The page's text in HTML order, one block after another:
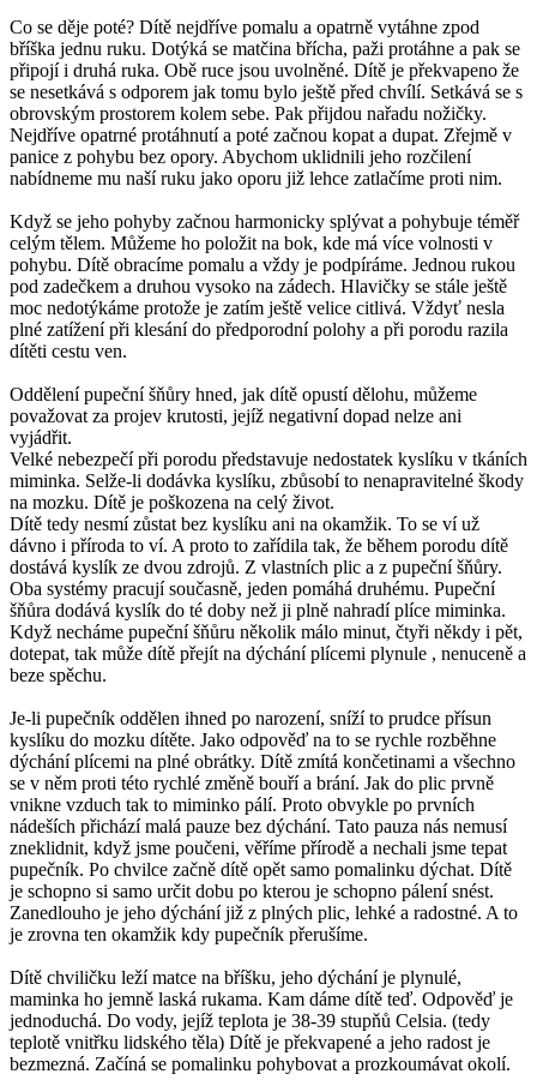
Co se děje poté? Dítě nejdříve pomalu a opatrně vytáhne zpod
bříška jednu ruku. Dotýká se matčina břícha, paži protáhne a pak se
připojí i druhá ruka. Obě ruce jsou uvolněné. Dítě je překvapeno že
se nesetkává s odporem jak tomu bylo ještě před chvílí. Setkává se s
obrovským prostorem kolem sebe. Pak přijdou nařadu nožičky.
Nejdříve opatrné protáhnutí a poté začnou kopat a dupat. Zřejmě v
panice z pohybu bez opory. Abychom uklidnili jeho rozčilení
nabídneme mu naší ruku jako oporu již lehce zatlačíme proti nim.
Když se jeho pohyby začnou harmonicky splývat a pohybuje téměř
celým tělem. Můžeme ho položit na bok, kde má více volnosti v
pohybu. Dítě obracíme pomalu a vždy je podpíráme. Jednou rukou
pod zadečkem a druhou vysoko na zádech. Hlavičky se stále ještě
moc nedotýkáme protože je zatím ještě velice citlivá. Vždyť nesla
plné zatížení při klesání do předporodní polohy a při porodu razila
dítěti cestu ven.
Oddělení pupeční šňůry hned, jak dítě opustí dělohu, můžeme
považovat za projev krutosti, jejíž negativní dopad nelze ani
vyjádřit.
Velké nebezpečí při porodu představuje nedostatek kyslíku v tkáních
miminka. Selže-li dodávka kyslíku, zbůsobí to nenapravitelné škody
na mozku. Dítě je poškozena na celý život.
Dítě tedy nesmí zůstat bez kyslíku ani na okamžik. To se ví už
dávno i příroda to ví. A proto to zařídila tak, že během porodu dítě
dostává kyslík ze dvou zdrojů. Z vlastních plic a z pupeční šňůry.
Oba systémy pracují současně, jeden pomáhá druhému. Pupeční
šňůra dodává kyslík do té doby než ji plně nahradí plíce miminka.
Když necháme pupeční šňůru několik málo minut, čtyři někdy i pět,
dotepat, tak může dítě přejít na dýchání plícemi plynule , nenuceně a
beze spěchu.
Je-li pupečník oddělen ihned po narození, sníží to prudce přísun
kyslíku do mozku dítěte. Jako odpověď na to se rychle rozběhne
dýchání plícemi na plné obrátky. Dítě zmítá končetinami a všechno
se v něm proti této rychlé změně bouří a brání. Jak do plic prvně
vnikne vzduch tak to miminko pálí. Proto obvykle po prvních
nádeších přichází malá pauze bez dýchání. Tato pauza nás nemusí
zneklidnit, když jsme poučeni, věříme přírodě a nechali jsme tepat
pupečník. Po chvilce začně dítě opět samo pomalinku dýchat. Dítě
je schopno si samo určit dobu po kterou je schopno pálení snést.
Zanedlouho je jeho dýchání již z plných plic, lehké a radostné. A to
je zrovna ten okamžik kdy pupečník přerušíme.
Dítě chviličku leží matce na bříšku, jeho dýchání je plynulé,
maminka ho jemně laská rukama. Kam dáme dítě teď. Odpověď je
jednoduchá. Do vody, jejíž teplota je 38-39 stupňů Celsia. (tedy
teplotě vnitřku lidského těla) Dítě je překvapené a jeho radost je
bezmezná. Začíná se pomalinku pohybovat a prozkoumávat okolí.